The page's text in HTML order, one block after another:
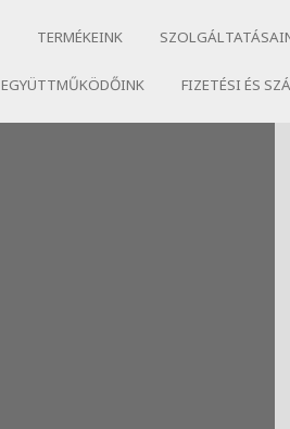
TERMÉKEINK
EGYÜTTMŰKÖDŐINK FIZETÉSI ÉS